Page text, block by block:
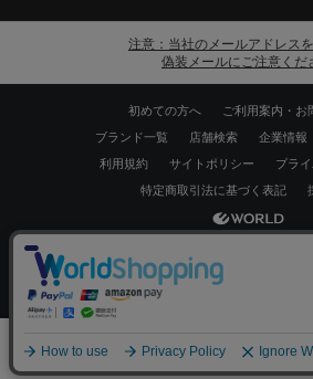
注意：当社のメールアドレス
偽装メールにご注意くだ
初めての方へ
ご利用案内・お
ブランド一覧
店舗検索 企業情報
利用規約
サイトポリシー
プラ
特定商取引法に基づく表記